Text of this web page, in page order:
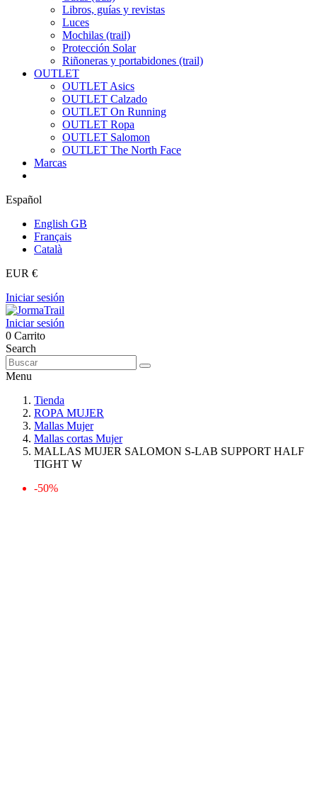
Libros, guías y revistas
Luces
Mochilas (trail)
Protección Solar
Riñoneras y portabidones (trail)
OUTLET
OUTLET Asics
OUTLET Calzado
OUTLET On Running
OUTLET Ropa
OUTLET Salomon
OUTLET The North Face
Marcas
Español
English GB
Français
Català
EUR €
Iniciar sesión
Iniciar sesión
0 Carrito
Search
Menu
Tienda
ROPA MUJER
Mallas Mujer
Mallas cortas Mujer
MALLAS MUJER SALOMON S-LAB SUPPORT HALF
TIGHT W
-50%